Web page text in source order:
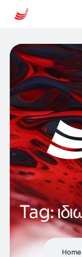
Tag:
Home